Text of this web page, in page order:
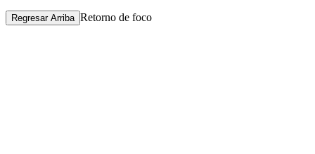
Regresar Arriba Retorno de foco